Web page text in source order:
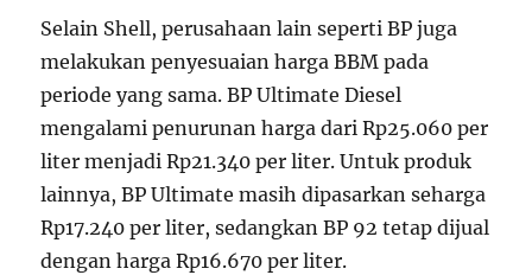
Selain Shell, perusahaan lain seperti BP juga
melakukan penyesuaian harga BBM pada
periode yang sama. BP Ultimate Diesel
mengalami penurunan harga dari Rp25.060 per
liter menjadi Rp21.340 per liter. Untuk produk
lainnya, BP Ultimate masih dipasarkan seharga
Rp17.240 per liter, sedangkan BP 92 tetap dijual
dengan harga Rp16.670 per liter.